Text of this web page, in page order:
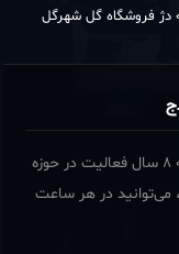
دژ فروشگاه گل شهرگل
با خیال آسوده از شهر گل خرید نمایید. به‌واسطه ۸ سال فعالیت در حوزه
می‌توانید در هر ساعت